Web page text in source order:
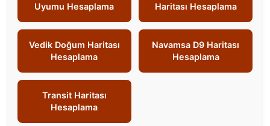
Uyumu Hesaplama
Haritası Hesaplama
Vedik Doğum Haritası
Hesaplama
Navamsa D9 Haritası
Hesaplama
Transit Haritası
Hesaplama